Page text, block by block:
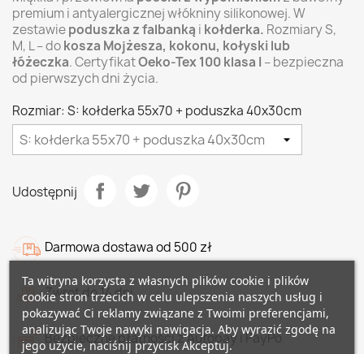
premium i antyalergicznej włókniny silikonowej. W
zestawiepoduszka z falbanką i kołderka. Rozmiary S,
M, L – dokosza Mojżesza, kokonu, kołyski lub
łóżeczka. CertyfikatOeko-Tex 100 klasa I – bezpieczna
od pierwszych dni życia.
Rozmiar: S: kołderka 55x70 + poduszka 40x30cm
Udostępnij
Darmowa dostawa od 500 zł
Zwrot do 14 dni
Bezpieczne płatności z Autopay i PayPo
Ta witryna korzysta z własnych plików cookie i plików
cookie stron trzecich w celu ulepszenia naszych usług i
pokazywać Ci reklamy związane z Twoimi preferencjami,
analizując Twoje nawyki nawigacja. Aby wyrazić zgodę na
jego użycie, naciśnij przycisk Akceptuj.